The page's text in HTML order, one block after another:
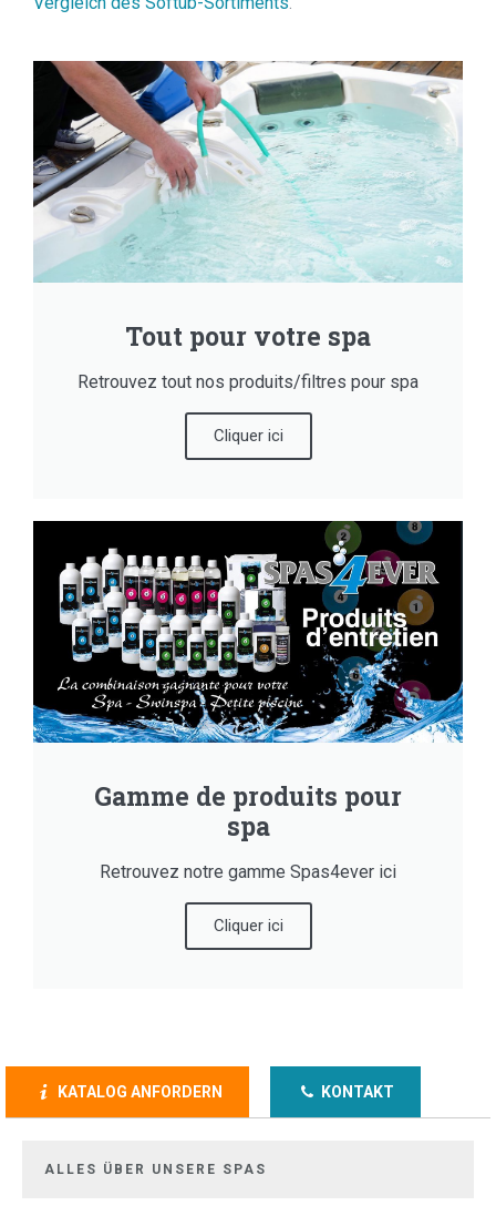
Tout pour votre spa
Retrouvez tout nos produits/filtres pour spa
Cliquer ici
Gamme de produits pour
spa
Retrouvez notre gamme Spas4ever ici
Cliquer ici
KATALOG ANFORDERN KONTAKT
ALLES ÜBER UNSERE SPAS